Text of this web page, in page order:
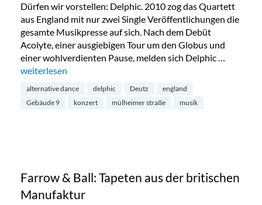
Dürfen wir vorstellen: Delphic. 2010 zog das Quartett
aus England mit nur zwei Single Veröffentlichungen die
gesamte Musikpresse auf sich. Nach dem Debüt
Acolyte, einer ausgiebigen Tour um den Globus und
einer wohlverdienten Pause, melden sich Delphic …
„Delphic-Alternative Dance im Gebäude 9 in Deutz“
weiterlesen
alternative dance delphic Deutz
england
Gebäude 9
konzert mülheimer straße musik
Farrow & Ball: Tapeten aus der britischen
Manufaktur